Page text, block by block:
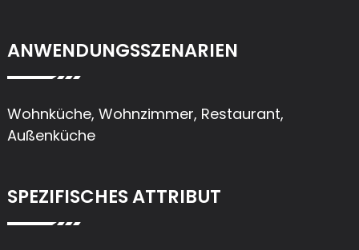
ANWENDUNGSSZENARIEN
Wohnküche, Wohnzimmer, Restaurant,
Außenküche
SPEZIFISCHES ATTRIBUT